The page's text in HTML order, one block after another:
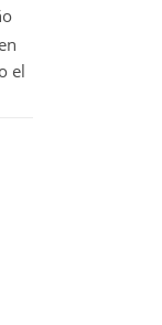
el